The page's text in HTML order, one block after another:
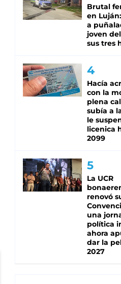
Brutal
en
a
joven
sus tres
Hacía
con la
plena
subía a
le
licenica
2099
La UCR
renovó
una
política
ahora
dar la
2027